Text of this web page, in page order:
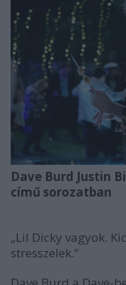
Dave Burd Justin
című sorozatban
„Lil Dicky vagyok.
stresszelek.”